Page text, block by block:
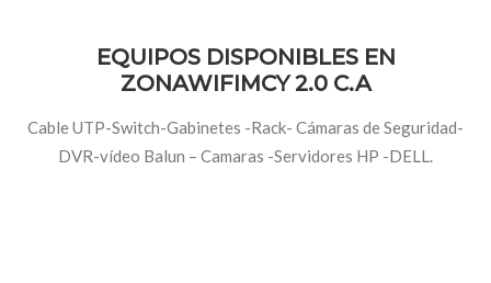
EQUIPOS DISPONIBLES EN
ZONAWIFIMCY 2.0 C.A
Cable UTP-Switch-Gabinetes -Rack- Cámaras de Seguridad-
DVR-vídeo Balun – Camaras -Servidores HP -DELL.